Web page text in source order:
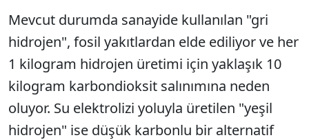
Mevcut durumda sanayide kullanılan "gri
hidrojen", fosil yakıtlardan elde ediliyor ve her
1 kilogram hidrojen üretimi için yaklaşık 10
kilogram karbondioksit salınımına neden
oluyor. Su elektrolizi yoluyla üretilen "yeşil
hidrojen" ise düşük karbonlu bir alternatif